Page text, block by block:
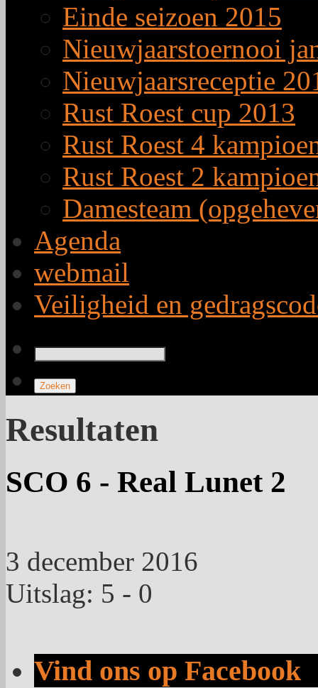
Einde seizoen 2015
Nieuwjaarstoernooi
Nieuwjaarsreceptie
Rust Roest cup 2013
Rust Roest 4
Rust Roest 2
Damesteam
Agenda
webmail
Veiligheid en
Resultaten
SCO 6 - Real Lunet 2
3 december 2016
Uitslag: 5 - 0
Vind ons op Facebook